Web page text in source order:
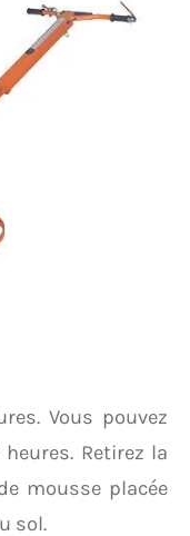
Vous pouvez
Retirez la
mousse placée
sol.